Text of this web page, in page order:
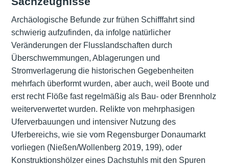
Archäologische Befunde zur frühen Schifffahrt sind
schwierig aufzufinden, da infolge natürlicher
Veränderungen der Flusslandschaften durch
Überschwemmungen, Ablagerungen und
Stromverlagerung die historischen Gegebenheiten
mehrfach überformt wurden, aber auch, weil Boote und
erst recht Flöße fast regelmäßig als Bau- oder Brennholz
weiterverwertet wurden. Relikte von mehrphasigen
Uferverbauungen und intensiver Nutzung des
Uferbereichs, wie sie vom Regensburger Donaumarkt
vorliegen (Nießen/Wollenberg 2019, 199), oder
Konstruktionshölzer eines Dachstuhls mit den Spuren